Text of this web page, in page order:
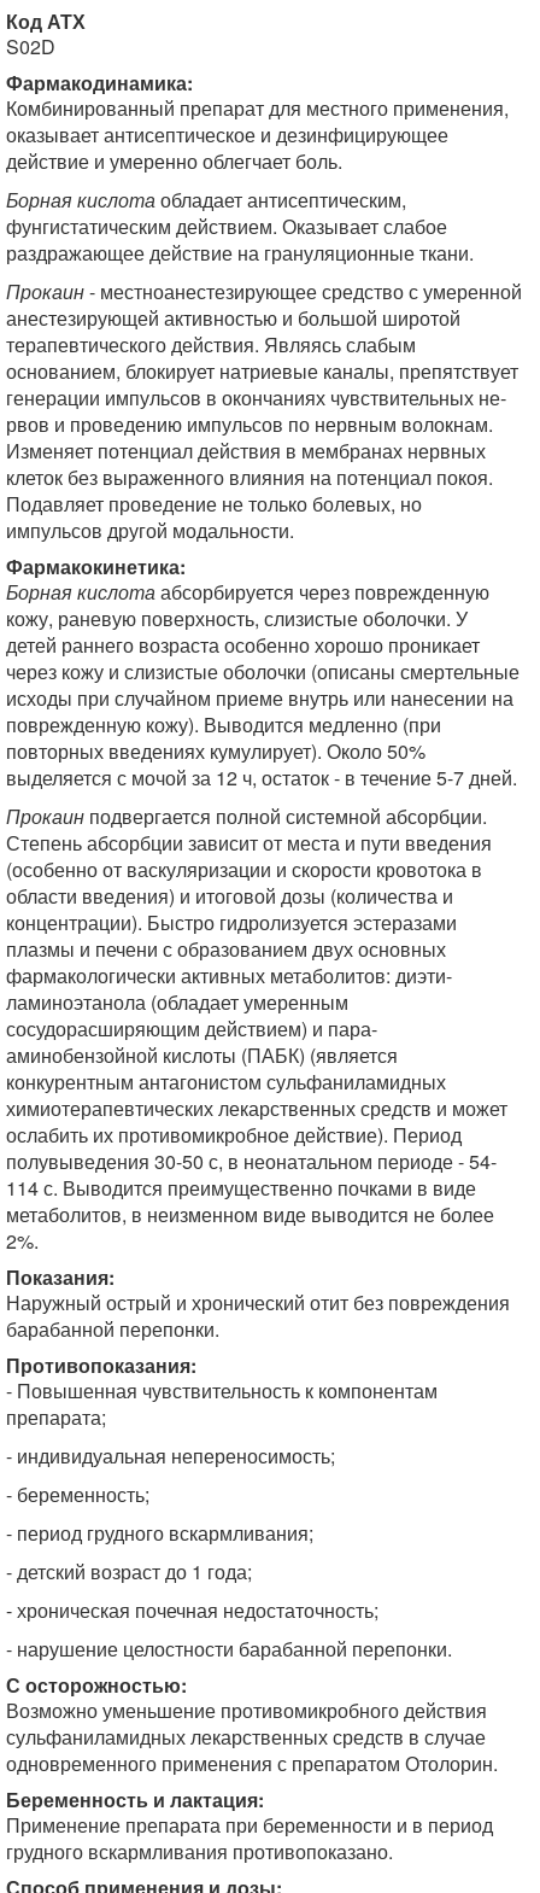
Код АТХ
S02D
Фармакодинамика:
Комбинированный препарат для местного применения,
оказывает антисептическое и дез­инфицирующее
действие и умеренно облегчает боль.
Борная кислотаобладает антисептическим,
фунгистатическим действием. Оказывает сла­бое
раздражающее действие на грануляционные ткани.
Прокаин- местноанестезирующее средство с умеренной
анестезирующей активностью и большой широтой
терапевтического действия. Являясь слабым
основанием, блокирует натриевые каналы, препятствует
генерации импульсов в окончаниях чувствительных не­
рвов и проведению импульсов по нервным волокнам.
Изменяет потенциал действия в мембранах нервных
клеток без выраженного влияния на потенциал покоя.
Подавляет про­ведение не только болевых, но
импульсов другой модальности.
Фармакокинетика:
Борная кислотаабсорбируется через поврежденную
кожу, раневую поверхность, слизистые оболочки. У
детей раннего возраста особенно хорошо проникает
через кожу и слизистые оболочки (описаны смертельные
исходы при случайном приеме внутрь или нанесении на
поврежденную кожу). Выводится медленно (при
повторных введениях кумулирует). Около 50%
выделяется с мочой за 12 ч, остаток - в течение 5-7 дней.
Прокаин подвергается полной системной абсорбции.
Степень абсорбции зависит от места и пути введения
(особенно от васкуляризации и скорости кровотока в
области введения) и итоговой дозы (количества и
концентрации). Быстро гидролизуется эстеразами
плазмы и печени с образованием двух основных
фармакологически активных метаболитов: диэти-
ламиноэтанола (обладает умеренным
сосудорасширяющим действием) и пара-
аминобензойной кислоты (ПАБК) (является
конкурентным антагонистом сульфаниламид­ных
химиотерапевтических лекарственных средств и может
ослабить их противомикробное действие). Период
полувыведения 30-50 с, в неонатальном периоде - 54-
114 с. Выводится преимущественно почками в виде
метаболитов, в неизменном виде выводится не более
2%.
Показания:
Наружный острый и хронический отит без повреждения
барабанной перепонки.
Противопоказания:
- Повышенная чувствительность к компонентам
препарата;
- индивидуальная непереносимость;
- беременность;
- период грудного вскармливания;
- детский возраст до 1 года;
- хроническая почечная недостаточность;
- нарушение целостности барабанной пере­понки.
С осторожностью:
Возможно уменьшение противомикробного действия
сульфаниламидных лекарственных средств в случае
одновременного применения с препаратом Отолорин.
Беременность и лактация:
Применение препарата при беременности и в период
грудного вскармливания противопо­казано.
Способ применения и дозы: